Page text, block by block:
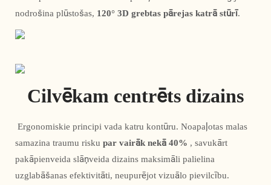
nodrošina plūstošas, 120° 3D grebtas pārejas katrā stūrī.
Cilvēkam centrēts dizains
samazina traumu risku par vairāk nekā 40% , savukārt
pakāpienveida slāņveida dizains maksimāli palielina
uzglabāšanas efektivitāti, neupurējot vizuālo pievilcību.